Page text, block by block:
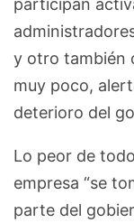
participan
y otro también
muy poco,
deterioro del
Lo peor de
empresa “se
parte del